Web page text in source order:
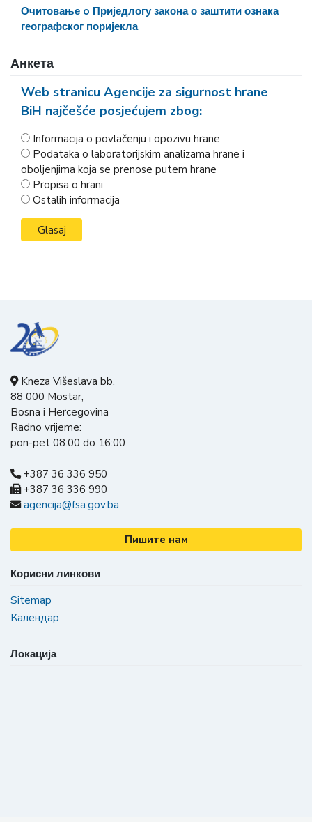
Очитовање o Приједлогу закона о заштити ознака
географског поријекла
Анкета
Web stranicu Agencije za sigurnost hrane
BiH najčešće posjećujem zbog:
Informacija o povlačenju i opozivu hrane
Podataka o laboratorijskim analizama hrane i
oboljenjima koja se prenose putem hrane
Propisa o hrani
Ostalih informacija
Kneza Višeslava bb,
88 000 Mostar,
Bosna i Hercegovina
Radno vrijeme:
pon-pet 08:00 do 16:00
+387 36 336 950
+387 36 336 990
agencija@fsa.gov.ba
Пишите нам
Корисни линкови
Sitemap
Календар
Локација